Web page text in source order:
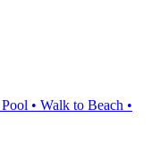
• Walk to Beach •